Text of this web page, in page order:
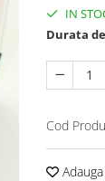
IN
Durata
Cod